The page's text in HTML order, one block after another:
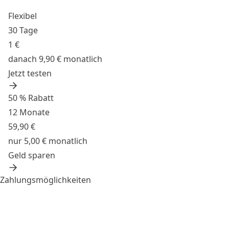
Flexibel
30 Tage
1 €
danach 9,90 € monatlich
Jetzt testen
50 % Rabatt
12 Monate
59,90 €
nur 5,00 € monatlich
Geld sparen
Zahlungsmöglichkeiten